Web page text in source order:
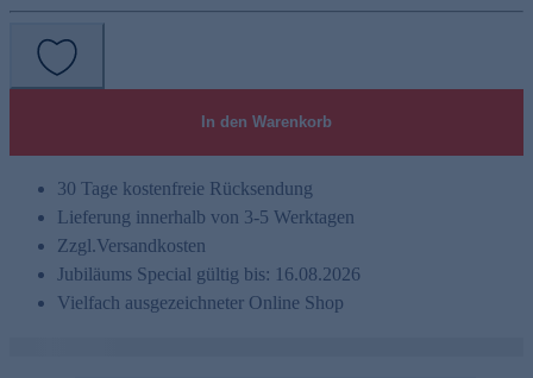
In den Warenkorb
30 Tage kostenfreie Rücksendung
Lieferung innerhalb von 3-5 Werktagen
Zzgl.Versandkosten
Jubiläums Special gültig bis: 16.08.2026
Vielfach ausgezeichneter Online Shop